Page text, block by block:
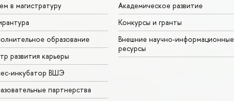
в магистратуру
образование
развития карьеры
инкубатор ВШЭ
партнерства
Академическое развитие
Конкурсы и гранты
Внешние научно-информационные
ресурсы